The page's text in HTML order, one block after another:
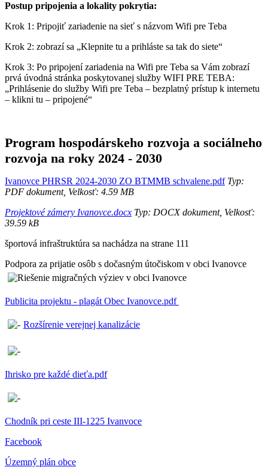
Postup pripojenia a lokality pokrytia:
Krok 1: Pripojiť zariadenie na sieť s názvom Wifi pre Teba
Krok 2: zobrazí sa „Klepnite tu a prihláste sa tak do siete“
Krok 3: Po pripojení zariadenia na Wifi pre Teba sa Vám zobrazí
prvá úvodná stránka poskytovanej služby WIFI PRE TEBA:
„Prihlásenie do služby Wifi pre Teba – bezplatný prístup k internetu
– klikni tu – pripojené“
Program hospodárskeho rozvoja a sociálneho
rozvoja na roky 2024 - 2030
Ivanovce PHRSR 2024-2030 ZO BTMMB schvalene.pdfTyp:
PDF dokument, Velkosť: 4.59 MB
Projektové zámery Ivanovce.docx Typ: DOCX dokument, Velkosť:
39.59 kB
športová infraštruktúra sa nachádza na strane 111
Podpora za prijatie osôb s dočasným útočiskom v obci Ivanovce
Publicita projektu - plagát Obec Ivanovce.pdf
Rozšírenie verejnej kanalizácie
Ihrisko pre každé dieťa.pdf
Chodník pri ceste III-1225 Ivanvoce
Facebook
Územný plán obce